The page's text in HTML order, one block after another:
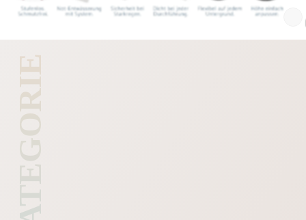
KATEGORIE